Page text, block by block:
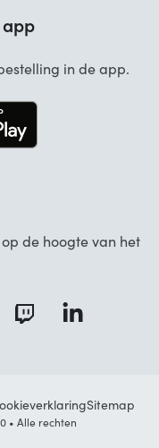
in de app.
de hoogte van het
Sitemap
• Alle rechten